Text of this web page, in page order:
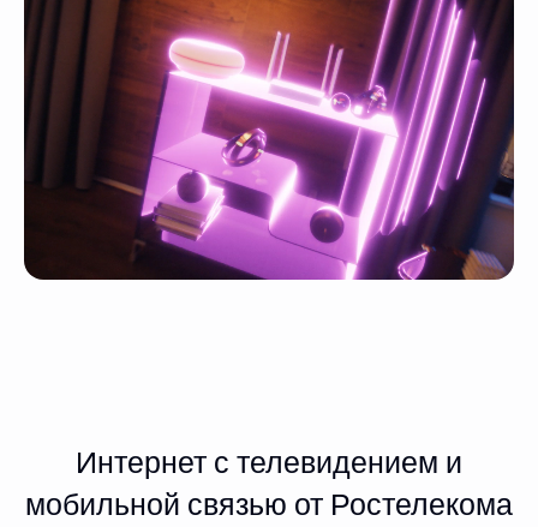
Интернет с телевидением и
мобильной связью от Ростелекома